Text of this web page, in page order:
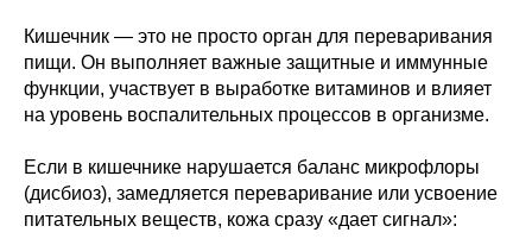
Кишечник — это не просто орган для переваривания
пищи. Он выполняет важные защитные и иммунные
функции, участвует в выработке витаминов и влияет
на уровень воспалительных процессов в организме.
Если в кишечнике нарушается баланс микрофлоры
(дисбиоз), замедляется переваривание или усвоение
питательных веществ, кожа сразу «дает сигнал»: